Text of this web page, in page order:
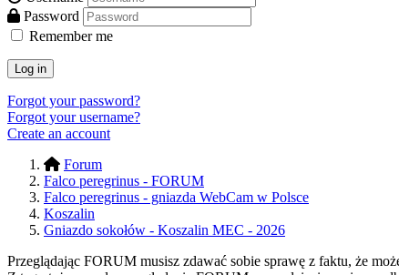
Password
Remember me
Log in
Forgot your password?
Forgot your username?
Create an account
Forum
Falco peregrinus - FORUM
Falco peregrinus - gniazda WebCam w Polsce
Koszalin
Gniazdo sokołów - Koszalin MEC - 2026
Przeglądając FORUM musisz zdawać sobie sprawę z faktu, że